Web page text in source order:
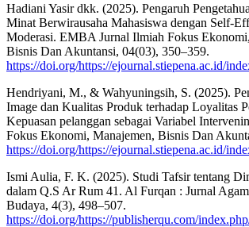
Hadiani Yasir dkk. (2025). Pengaruh
Minat Berwirausaha Mahasiswa dengan Self-
Moderasi. EMBA Jurnal Ilmiah Fokus
Bisnis Dan Akuntansi, 04(03), 350–359.
https://doi.org/https://ejournal.stiepena.ac.id/
Hendriyani, M., & Wahyuningsih, S. (2025).
Image dan Kualitas Produk terhadap Loyalitas
Kepuasan pelanggan sebagai Variabel
Fokus Ekonomi, Manajemen, Bisnis Dan
https://doi.org/https://ejournal.stiepena.ac.id/
Ismi Aulia, F. K. (2025). Studi Tafsir tentang
dalam Q.S Ar Rum 41. Al Furqan : Jurnal
Budaya, 4(3), 498–507.
https://doi.org/https://publisherqu.com/